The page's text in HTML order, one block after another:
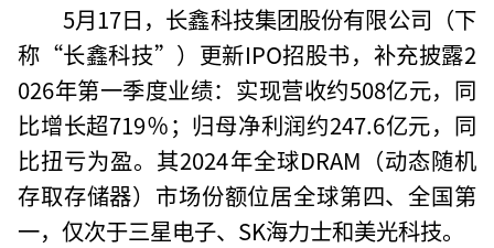
5月17日，长鑫科技集团股份有限公司（下
称“长鑫科技”）更新IPO招股书，补充披露2
026年第一季度业绩：实现营收约508亿元，同
比增长超719％；归母净利润约247.6亿元，同
比扭亏为盈。其2024年全球DRAM（动态随机
存取存储器）市场份额位居全球第四、全国第
一，仅次于三星电子、SK海力士和美光科技。